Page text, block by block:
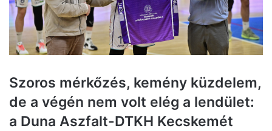
Szoros mérkőzés, kemény küzdelem,
de a végén nem volt elég a lendület:
a Duna Aszfalt-DTKH Kecskemét